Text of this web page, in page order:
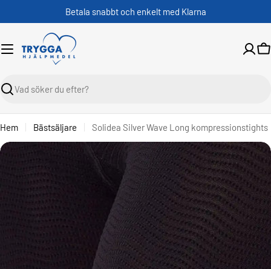
Betala snabbt och enkelt med Klarna
Sök
Hem Bästsäljare Solidea Silver Wave Long kompressionstights